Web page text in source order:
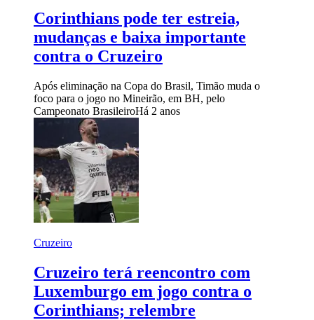
Corinthians pode ter estreia,
mudanças e baixa importante
contra o Cruzeiro
Após eliminação na Copa do Brasil, Timão muda o
foco para o jogo no Mineirão, em BH, pelo
Campeonato BrasileiroHá 2 anos
Cruzeiro
Cruzeiro terá reencontro com
Luxemburgo em jogo contra o
Corinthians; relembre